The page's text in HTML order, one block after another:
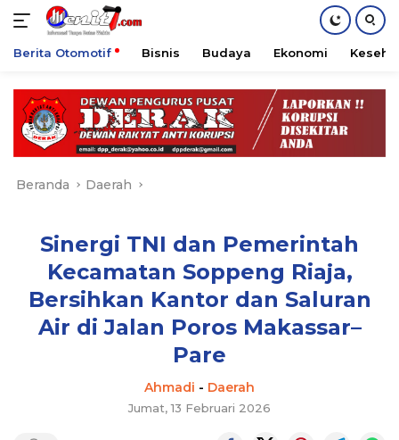
konten
Berita Otomotif Bisnis Budaya Ekonomi
Beranda Daerah
Sinergi TNI dan Pemerintah
Kecamatan Soppeng Riaja,
Bersihkan Kantor dan Saluran
Air di Jalan Poros Makassar–
Pare
Ahmadi - Daerah
Jumat, 13 Februari 2026